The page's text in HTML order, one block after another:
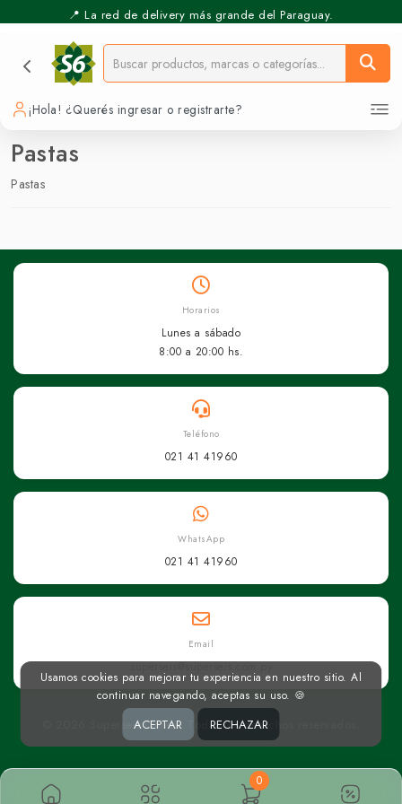
📍 La red de delivery más grande del Paraguay.
¡Hola! ¿Querés ingresar o registrarte?
Pastas
Pastas
0
Horarios
Lunes a sábado
8:00 a 20:00 hs.
Teléfono
021 41 41960
WhatsApp
021 41 41960
Email
superseis@superseis.com.py
© 2026 Superseis Online. Todos los derechos reservados.
Usamos cookies para mejorar tu experiencia en nuestro sitio. Al
continuar navegando, aceptas su uso. 🍪
ACEPTAR RECHAZAR